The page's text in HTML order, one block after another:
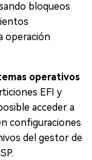
bloqueos
operación
operativos
EFI y
acceder a
configuraciones
del gestor de